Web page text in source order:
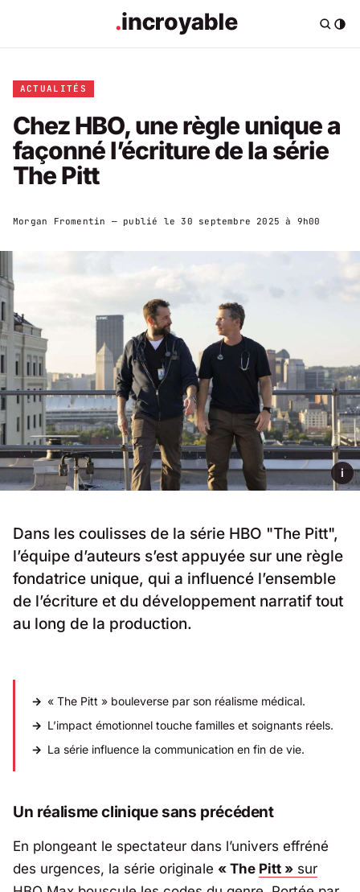
ACTUALITÉS
Chez HBO, une règle unique a
façonné l’écriture de la série
The Pitt
Morgan Fromentin — publié le30 septembre 2025 à 9h00
i
Dans les coulisses de la série HBO "The Pitt",
l’équipe d’auteurs s’est appuyée sur une règle
fondatrice unique, qui a influencé l’ensemble
de l’écriture et du développement narratif tout
au long de la production.
« The Pitt » bouleverse par son réalisme médical.
L’impact émotionnel touche familles et soignants réels.
La série influence la communication en fin de vie.
Un réalisme clinique sans précédent
En plongeant le spectateur dans l’univers effréné
des urgences, la série originale « The Pitt » sur